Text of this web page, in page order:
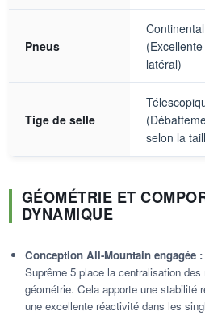
Pneus
latéral)
Tige de selle
selon la
GÉOMÉTRIE ET
DYNAMIQUE
Conception All-Mountain engagée :
Suprême 5 place la centralisation
géométrie. Cela apporte une stabilité
une excellente réactivité dans les